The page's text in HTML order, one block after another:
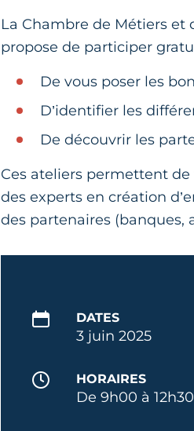
La Chambre de Métiers et
propose de participer
De vous poser les
D’identifier les
De découvrir les
Ces ateliers permettent
des experts en création
des partenaires (banques,
DATES
3 juin 2025
HORAIRES
De 9h00 à 12h30